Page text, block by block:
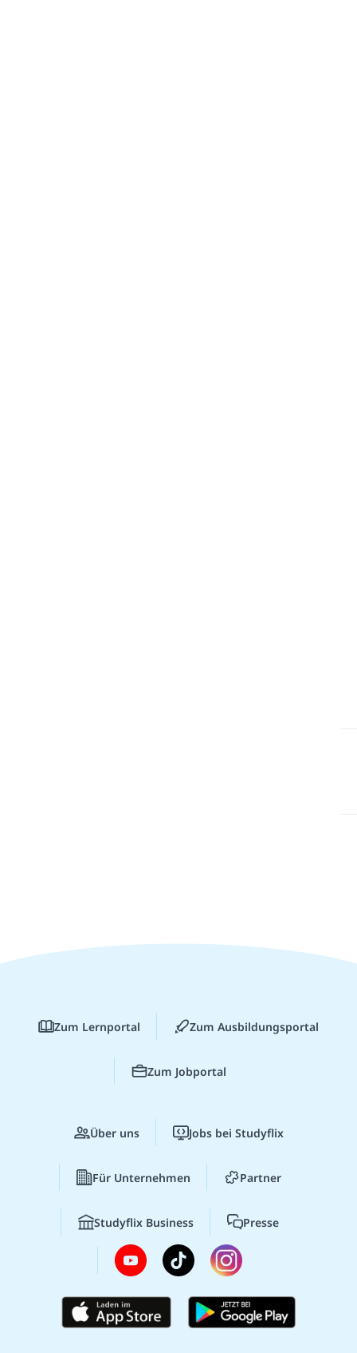
Zum Lernportal Zum Ausbildungsportal
Zum Jobportal
Über uns Jobs bei Studyflix
Für Unternehmen Partner
Studyflix Business Presse